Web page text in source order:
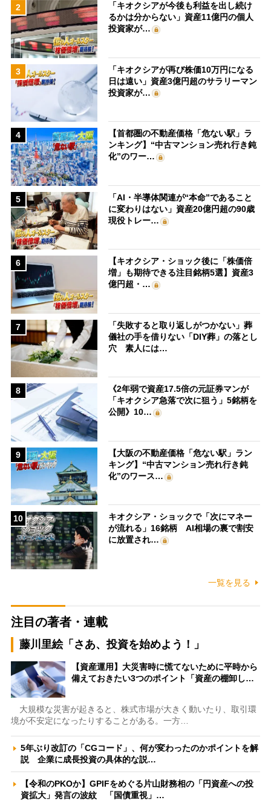
2
「キオクシアが今後も利益を出し続け
るかは分からない」資産11億円の個人
投資家が…
3
「キオクシアが再び株価10万円になる
日は遠い」資産3億円超のサラリーマン
投資家が…
4
【首都圏の不動産価格「危ない駅」ラ
ンキング】“中古マンション売れ行き鈍
化”のワー…
5
「AI・半導体関連が“本命”であること
に変わりはない」資産20億円超の90歳
現役トレー…
6
【キオクシア・ショック後に「株価倍
増」も期待できる注目銘柄5選】資産3
億円超・…
7
「失敗すると取り返しがつかない」葬
儀社の手を借りない「DIY葬」の落とし
穴 素人には…
8
《2年弱で資産17.5倍の元証券マンが
「キオクシア急落で次に狙う」5銘柄を
公開》10…
9
【大阪の不動産価格「危ない駅」ラン
キング】“中古マンション売れ行き鈍
化”のワース…
10
キオクシア・ショックで「次にマネー
が流れる」16銘柄 AI相場の裏で割安
に放置され…
一覧を見る
注目の著者・連載
藤川里絵「さあ、投資を始めよう！」
【資産運用】大災害時に慌てないために平時から
備えておきたい3つのポイント「資産の棚卸し…
大規模な災害が起きると、株式市場が大きく動いたり、取引環
境が不安定になったりすることがある。一方…
5年ぶり改訂の「CGコード」、何が変わったのかポイントを解
説 企業に成長投資の具体的な説…
【令和のPKOか】GPIFをめぐる片山財務相の「円資産への投
資拡大」発言の波紋 「国債重視」…